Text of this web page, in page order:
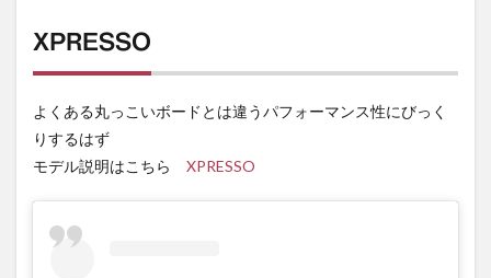
XPRESSO
よくある丸っこいボードとは違うパフォーマンス性にびっく
りするはず
モデル説明はこちら XPRESSO